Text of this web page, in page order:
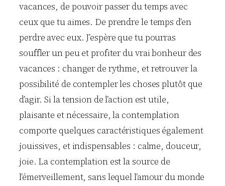
vacances, de pouvoir passer du temps avec
ceux que tu aimes. De prendre le temps d’en
perdre avec eux. J’espère que tu pourras
souffler un peu et profiter du vrai bonheur des
vacances : changer de rythme, et retrouver la
possibilité de contempler les choses plutôt que
d’agir. Si la tension de l’action est utile,
plaisante et nécessaire, la contemplation
comporte quelques caractéristiques également
jouissives, et indispensables : calme, douceur,
joie. La contemplation est la source de
l’émerveillement, sans lequel l’amour du monde